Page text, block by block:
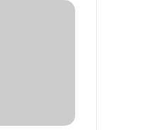
«خزنة»
بطاقة